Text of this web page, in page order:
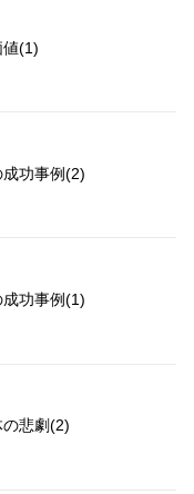
(1)
功事例(2)
功事例(1)
悲劇(2)